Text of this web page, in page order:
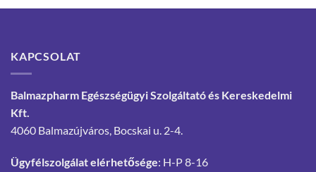
KAPCSOLAT
Balmazpharm Egészségügyi Szolgáltató és Kereskedelmi
Kft.
4060 Balmazújváros, Bocskai u. 2-4.
Ügyfélszolgálat elérhetősége: H-P 8-16